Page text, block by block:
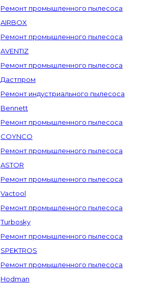
Ремонт промышленного пылесоса
AIRBOX
Ремонт промышленного пылесоса
AVENTIZ
Ремонт промышленного пылесоса
Дастпром
Ремонт индустриального пылесоса
Bennett
Ремонт промышленного пылесоса
COYNCO
Ремонт промышленного пылесоса
ASTOR
Ремонт промышленного пылесоса
Vactool
Ремонт промышленного пылесоса
Turbosky
Ремонт промышленного пылесоса
SPEKTROS
Ремонт промышленного пылесоса
Hodman